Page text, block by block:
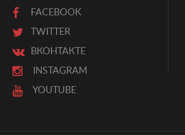
FACEBOOK
TWITTER
ВКОНТАКТЕ
INSTAGRAM
YOUTUBE